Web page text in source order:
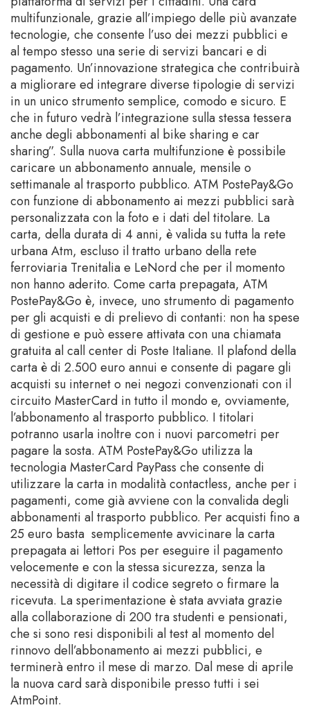
multifunzionale, grazie all’impiego delle più avanzate
tecnologie, che consente l’uso dei mezzi pubblici e
al tempo stesso una serie di servizi bancari e di
pagamento. Un’innovazione strategica che contribuirà
a migliorare ed integrare diverse tipologie di servizi
in un unico strumento semplice, comodo e sicuro. E
che in futuro vedrà l’integrazione sulla stessa tessera
anche degli abbonamenti al bike sharing e car
sharing”. Sulla nuova carta multifunzione è possibile
caricare un abbonamento annuale, mensile o
settimanale al trasporto pubblico. ATM PostePay&Go
con funzione di abbonamento ai mezzi pubblici sarà
personalizzata con la foto e i dati del titolare. La
carta, della durata di 4 anni, è valida su tutta la rete
urbana Atm, escluso il tratto urbano della rete
ferroviaria Trenitalia e LeNord che per il momento
non hanno aderito. Come carta prepagata, ATM
PostePay&Go è, invece, uno strumento di pagamento
per gli acquisti e di prelievo di contanti: non ha spese
di gestione e può essere attivata con una chiamata
gratuita al call center di Poste Italiane. Il plafond della
carta è di 2.500 euro annui e consente di pagare gli
acquisti su internet o nei negozi convenzionati con il
circuito MasterCard in tutto il mondo e, ovviamente,
l’abbonamento al trasporto pubblico. I titolari
potranno usarla inoltre con i nuovi parcometri per
pagare la sosta. ATM PostePay&Go utilizza la
tecnologia MasterCard PayPass che consente di
utilizzare la carta in modalità contactless, anche per i
pagamenti, come già avviene con la convalida degli
abbonamenti al trasporto pubblico. Per acquisti fino a
25 euro basta semplicemente avvicinare la carta
prepagata ai lettori Pos per eseguire il pagamento
velocemente e con la stessa sicurezza, senza la
necessità di digitare il codice segreto o firmare la
ricevuta. La sperimentazione è stata avviata grazie
alla collaborazione di 200 tra studenti e pensionati,
che si sono resi disponibili al test al momento del
rinnovo dell’abbonamento ai mezzi pubblici, e
terminerà entro il mese di marzo. Dal mese di aprile
la nuova card sarà disponibile presso tutti i sei
AtmPoint.